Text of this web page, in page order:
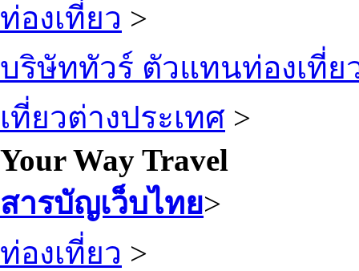
ท่องเที่ยว >
บริษัททัวร์ ตัวแทนท่องเที่ย
เที่ยวต่างประเทศ >
Your Way Travel
สารบัญเว็บไทย>
ท่องเที่ยว >